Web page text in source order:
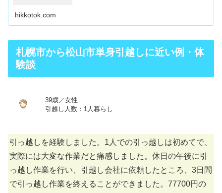
hikkotok.com
札幌市から松山市単身引越しに近い例・体
験談
39歳／女性
引越し人数：1人暮らし
引っ越しを経験しました。1人での引っ越しは初めてで、
実際には大変な作業だと痛感しました。休日の午後に引
っ越し作業を行い、引越し会社に依頼したところ、3日間
で引っ越し作業を終えることができました。77700円の